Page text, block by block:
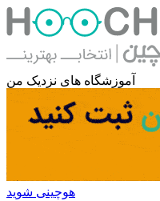
آموزشگاه های نزدیک من
هوچینی شوید